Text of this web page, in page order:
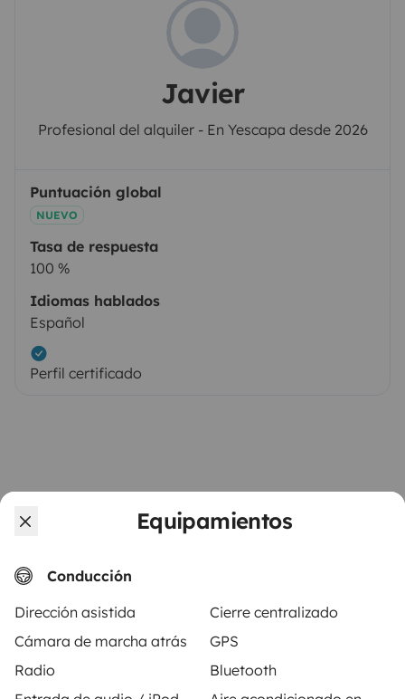
Equipamientos
Conducción
Dirección asistida
Cierre centralizado
Cámara de marcha atrás
GPS
Radio
Bluetooth
Javier
Profesional del alquiler - En Yescapa desde 2026
Puntuación global
NUEVO
Tasa de respuesta
100 %
Idiomas hablados
Español
Perfil certificado
Vehículos similares cerca de Campo Real